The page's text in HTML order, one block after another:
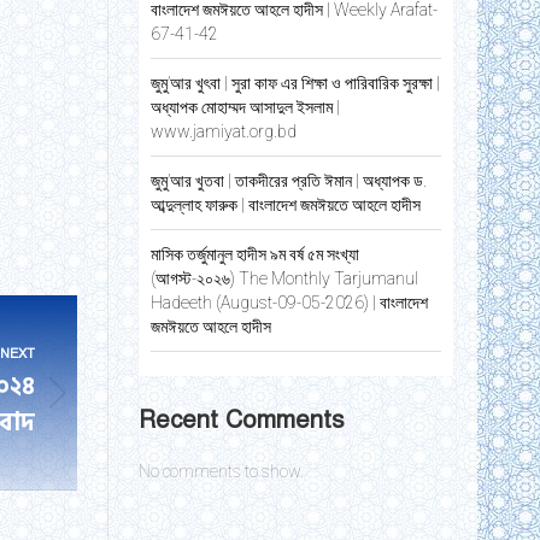
NEXT
বাংলাদেশ জমঈয়তে আহলে হাদীস | Weekly Arafat-
67-41-42
জুমু’আর খুৎবা | সুরা কাফ এর শিক্ষা ও পারিবারিক সুরক্ষা |
অধ্যাপক মোহাম্মদ আসাদুল ইসলাম |
www.jamiyat.org.bd
জুমু’আর খুতবা | তাকদীরের প্রতি ঈমান | অধ্যাপক ড.
আব্দুল্লাহ ফারুক | বাংলাদেশ জমঈয়তে আহলে হাদীস
মাসিক তর্জুমানুল হাদীস ৯ম বর্ষ ৫ম সংখ্যা
(আগস্ট-২০২৬) The Monthly Tarjumanul
Hadeeth (August-09-05-2026) | বাংলাদেশ
জমঈয়তে আহলে হাদীস
Recent Comments
No comments to show.